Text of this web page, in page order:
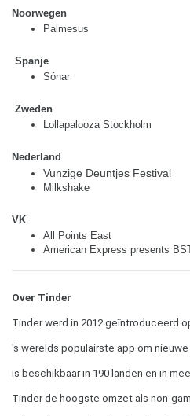
Noorwegen
Palmesus
Spanje
Sónar
Zweden
Lollapalooza Stockholm
Nederland
Vunzige Deuntjes Festival
Milkshake
VK
All Points East
American Express presents
Over Tinder
Tinder werd in 2012 geïntroduceerd
's werelds populairste app om
is beschikbaar in 190 landen en in
Tinder de hoogste omzet als non-